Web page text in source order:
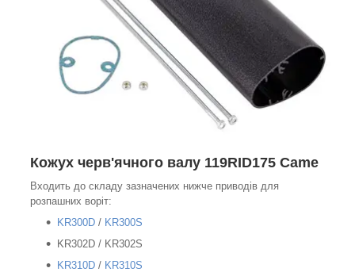
Кожух черв'ячного валу 119RID175 Came
Входить до складу зазначених нижче приводів для
розпашних воріт:
KR300D / KR300S
KR302D / KR302S
KR310D / KR310S